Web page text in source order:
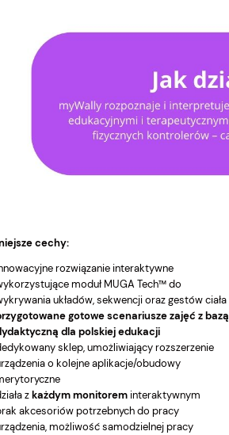
cechy:
rozwiązanie interaktywne
moduł MUGA Tech™ do
układów, sekwencji oraz gestów ciała
gotowe scenariusze zajęć z bazą
dla polskiej edukacji
sklep, umożliwiający rozszerzenie
o kolejne aplikacje/obudowy
zkażdym monitorem interaktywnym
akcesoriów potrzebnych do pracy
możliwość samodzielnej pracy